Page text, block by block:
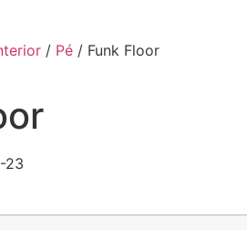
/ Pé / Funk Floor
23